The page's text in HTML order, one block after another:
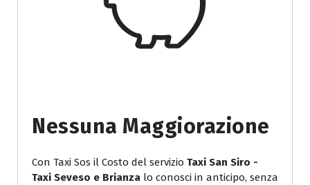
Nessuna Maggiorazione
Con Taxi Sos il Costo del servizio Taxi San Siro -
Taxi Seveso e Brianza lo conosci in anticipo, senza